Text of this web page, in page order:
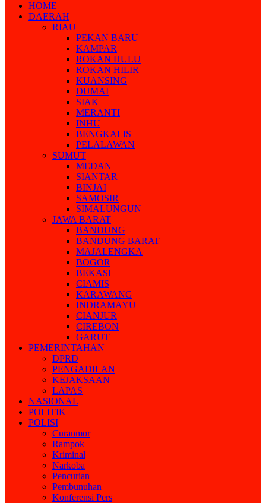
HOME
DAERAH
RIAU
PEKAN BARU
KAMPAR
ROKAN HULU
ROKAN HILIR
KUANSING
DUMAI
SIAK
MERANTI
INHU
BENGKALIS
PELALAWAN
SUMUT
MEDAN
SIANTAR
BINJAI
SAMOSIR
SIMALUNGUN
JAWA BARAT
BANDUNG
BANDUNG BARAT
MAJALENGKA
BOGOR
BEKASI
CIAMIS
KARAWANG
INDRAMAYU
CIANJUR
CIREBON
GARUT
PEMERINTAHAN
DPRD
PENGADILAN
KEJAKSAAN
LAPAS
NASIONAL
POLITIK
POLISI
Curanmor
Rampok
Kriminal
Narkoba
Pencurian
Pembunuhan
Konferensi Pers